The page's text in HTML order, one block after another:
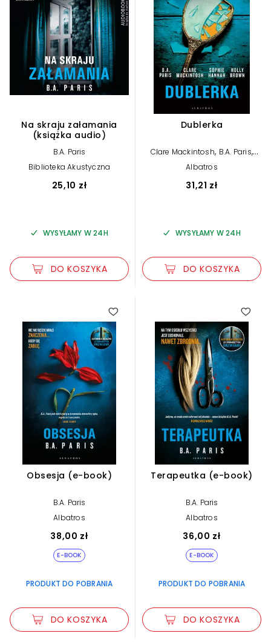
Na skraju załamania
(książka audio)
B.A. Paris
Biblioteka Akustyczna
25,10 zł
WYSYŁAMY W 24H
DO KOSZYKA
Dublerka
Clare Mackintosh, B.A. Paris,
Sophie Hannah
Albatros
31,21 zł
WYSYŁAMY W 24H
DO KOSZYKA
Obsesja (e-book)
B.A. Paris
Albatros
38,00 zł
E-BOOK
PRODUKT DO POBRANIA
DO KOSZYKA
Terapeutka (e-book)
B.A. Paris
Albatros
36,00 zł
E-BOOK
PRODUKT DO POBRANIA
DO KOSZYKA